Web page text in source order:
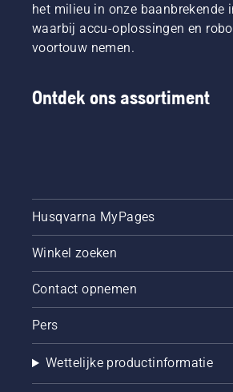
het milieu in onze baanbrekende
waarbij accu-oplossingen en
voortouw nemen.
Ontdek ons assortiment
Husqvarna MyPages
Winkel zoeken
Contact opnemen
Pers
Wettelijke productinformatie